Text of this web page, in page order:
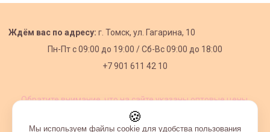
Ждём вас по адресу: г. Томск, ул. Гагарина, 10
Пн-Пт с09:00 до 19:00 /Сб-Вс 09:00 до 18:00
+7 901 611 42 10
Обратите внимание, что на сайте указаны оптовые цены,
🍪
Мы используем файлы cookie для удобства пользования